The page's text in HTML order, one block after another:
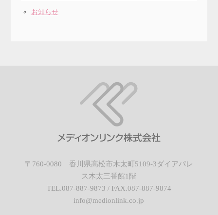
お知らせ
〒760-0080 香川県高松市木太町5109-3ダイアパレ
ス木太三番館1階
TEL.087-887-9873 / FAX.087-887-9874
info@medionlink.co.jp